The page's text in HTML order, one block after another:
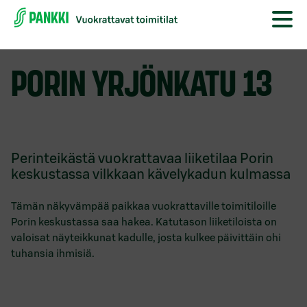
PORIN YRJÖNKATU 13
Perinteikästä vuokrattavaa liiketilaa Porin
keskustassa vilkkaan kävelykadun kulmassa
Tämän näkyvämpää paikkaa vuokrattaville toimitiloille
Porin keskustassa saa hakea. Katutason liiketiloista on
valoisat näyteikkunat kadulle, josta kulkee päivittäin ohi
tuhansia ihmisiä.